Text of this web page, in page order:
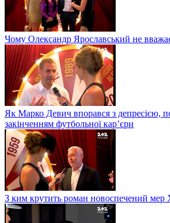
Чому Олександр Ярославський не
Як Марко Девич впорався з депресією,
закінченням футбольної кар’єри
З ким крутить роман новоспечений мер